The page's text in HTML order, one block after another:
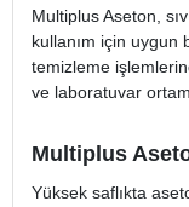
Multiplus Aseton,
kullanım için uygun
temizleme
ve laboratuvar
Multiplus
Yüksek saflıkta